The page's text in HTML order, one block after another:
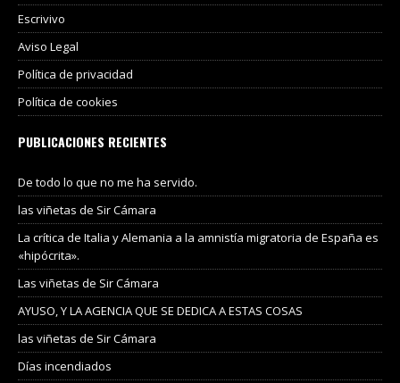
Escrivivo
Aviso Legal
Política de privacidad
Política de cookies
PUBLICACIONES RECIENTES
De todo lo que no me ha servido.
las viñetas de Sir Cámara
La crítica de Italia y Alemania a la amnistía migratoria de España es
«hipócrita».
Las viñetas de Sir Cámara
AYUSO, Y LA AGENCIA QUE SE DEDICA A ESTAS COSAS
las viñetas de Sir Cámara
Días incendiados